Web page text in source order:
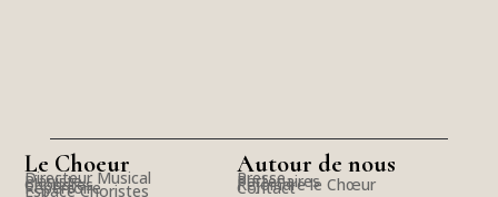
Le Choeur
Directeur Musical
Pianiste
Choristes
Répertoire
Espace Choristes
Autour de nous
Presse
Partenaires
Rejoindre le Chœur
Contact